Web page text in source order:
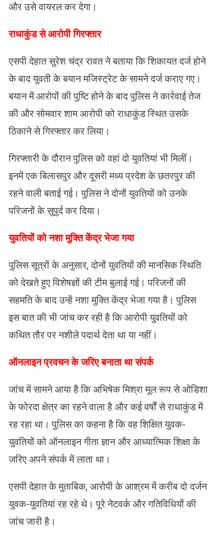
और उसे वायरल कर देगा।
राधाकुंड से आरोपी गिरफ्तार
एसपी देहात सुरेश चंद्र रावत ने बताया कि शिकायत दर्ज होने
के बाद युवती के बयान मजिस्ट्रेट के सामने दर्ज कराए गए।
बयान में आरोपों की पुष्टि होने के बाद पुलिस ने कार्रवाई तेज
की और सोमवार शाम आरोपी को राधाकुंड स्थित उसके
ठिकाने से गिरफ्तार कर लिया।
गिरफ्तारी के दौरान पुलिस को वहां दो युवतियां भी मिलीं।
इनमें एक बिलासपुर और दूसरी मध्य प्रदेश के छतरपुर की
रहने वाली बताई गई। पुलिस ने दोनों युवतियों को उनके
परिजनों के सुपुर्द कर दिया।
युवतियों को नशा मुक्ति केंद्र भेजा गया
पुलिस सूत्रों के अनुसार, दोनों युवतियों की मानसिक स्थिति
को देखते हुए विशेषज्ञों की टीम बुलाई गई। परिजनों की
सहमति के बाद उन्हें नशा मुक्ति केंद्र भेजा गया है। पुलिस
इस बात की भी जांच कर रही है कि आरोपी युवतियों को
कथित तौर पर नशीले पदार्थ देता था या नहीं।
ऑनलाइन प्रवचन के जरिए बनाता था संपर्क
जांच में सामने आया है कि अभिषेक मिश्रा मूल रूप से ओडिशा
के फोरदा क्षेत्र का रहने वाला है और कई वर्षों से राधाकुंड में
रह रहा था। पुलिस का कहना है कि वह शिक्षित युवक-
युवतियों को ऑनलाइन गीता ज्ञान और आध्यात्मिक शिक्षा के
जरिए अपने संपर्क में लाता था।
एसपी देहात के मुताबिक, आरोपी के आश्रम में करीब दो दर्जन
युवक-युवतियां रह रहे थे। पूरे नेटवर्क और गतिविधियों की
जांच जारी है।